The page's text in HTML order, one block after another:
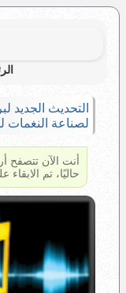
لصناعة النغمات
أنت الآن تتصفح
حاليًا، تم الابقاء